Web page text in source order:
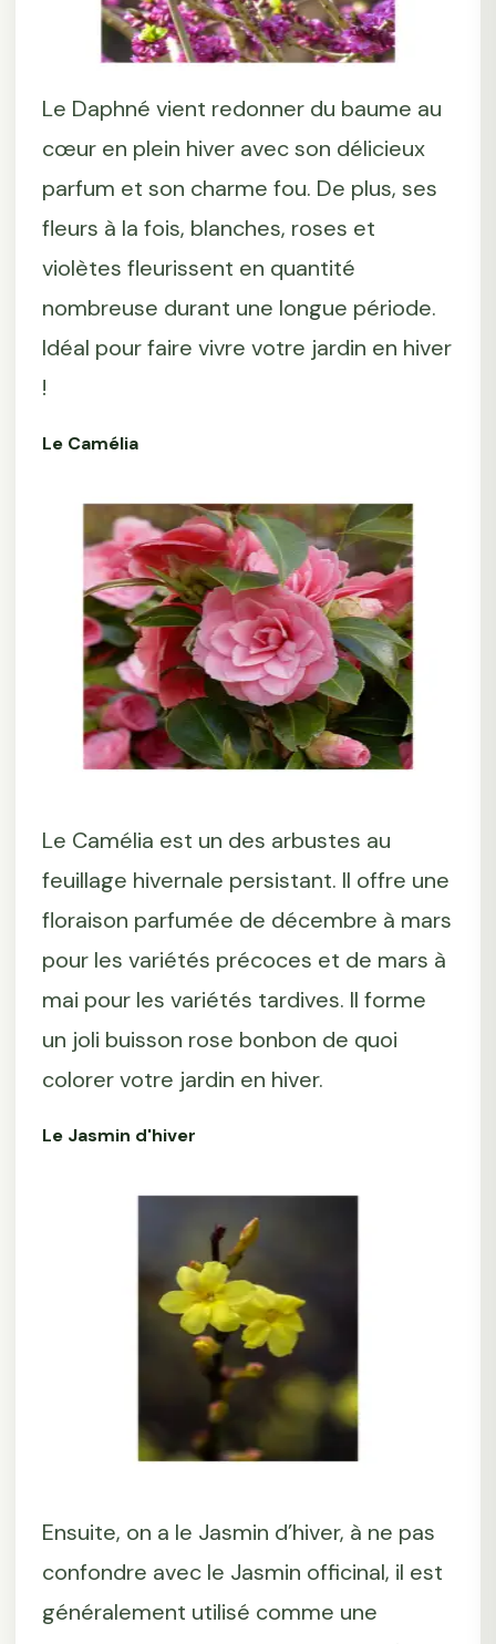
Le Daphné vient redonner du baume au
cœur en plein hiver avec son délicieux
parfum et son charme fou. De plus, ses
fleurs à la fois, blanches, roses et
violètes fleurissent en quantité
nombreuse durant une longue période.
Idéal pour faire vivre votre jardin en hiver
!
Le Camélia
Le Camélia est un des arbustes au
feuillage hivernale persistant. Il offre une
floraison parfumée de décembre à mars
pour les variétés précoces et de mars à
mai pour les variétés tardives. Il forme
un joli buisson rose bonbon de quoi
colorer votre jardin en hiver.
Le Jasmin d'hiver
Ensuite, on a le Jasmin d’hiver, à ne pas
confondre avec le Jasmin officinal, il est
généralement utilisé comme une